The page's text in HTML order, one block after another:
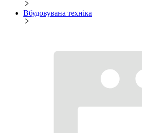
Вбудовувана техніка